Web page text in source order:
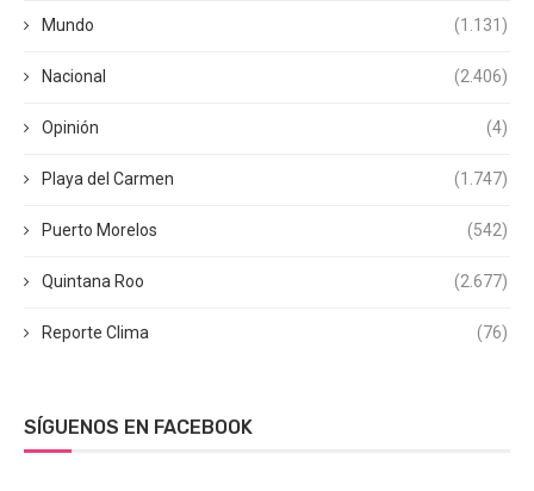
Mundo (1.131)
Nacional (2.406)
Opinión (4)
Playa del Carmen (1.747)
Puerto Morelos (542)
Quintana Roo (2.677)
Reporte Clima (76)
SÍGUENOS EN FACEBOOK